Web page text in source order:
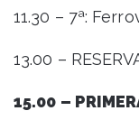
11.30 – 7ª:
13.00 –
15.00 –